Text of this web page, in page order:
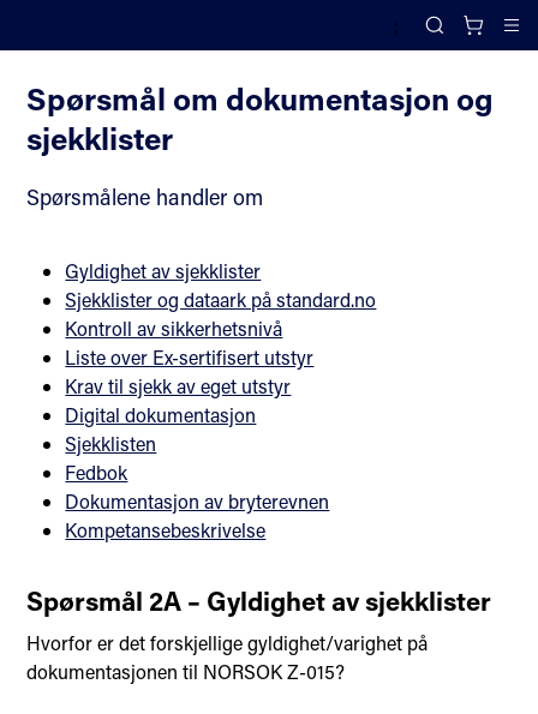
;
Search
Spørsmål om dokumentasjon og
sjekklister
Spørsmålene handler om
Gyldighet av sjekklister
Sjekklister og dataark på standard.no
Kontroll av sikkerhetsnivå
Liste over Ex-sertifisert utstyr
Krav til sjekk av eget utstyr
Digital dokumentasjon
Sjekklisten
Fedbok
Dokumentasjon av bryterevnen
Kompetansebeskrivelse
Spørsmål 2A – Gyldighet av sjekklister
Hvorfor er det forskjellige gyldighet/varighet på
dokumentasjonen til NORSOK Z-015?